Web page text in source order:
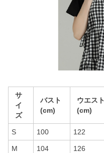
サ
イ
ズ
バスト
(cm)
ウエスト
(cm)
S 100 122
M 104 126